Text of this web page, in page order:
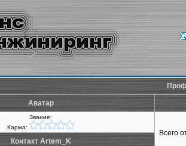
Аватар
Звание:
Карма:
Всего
Контакт Artem_K